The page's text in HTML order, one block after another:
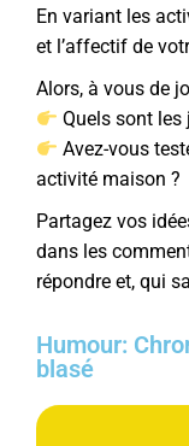
En variant les
et l’affectif de
Alors, à vous de
Quels sont les
Avez-vous
activité maison ?
Partagez vos
dans les
répondre et, qui
Humour:
blasé